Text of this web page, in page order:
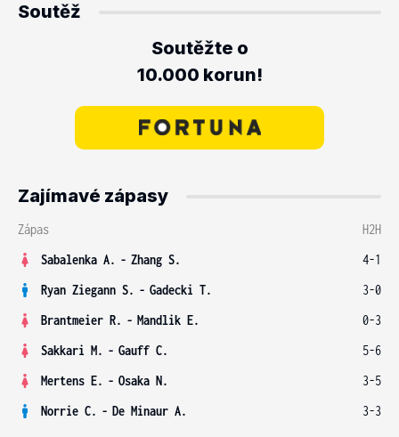
Soutěž
Soutěžte o
10.000 korun!
Zajímavé zápasy
Zápas
H2H
Sabalenka A. - Zhang S.
4-1
Ryan Ziegann S. - Gadecki T.
3-0
Brantmeier R. - Mandlik E.
0-3
Sakkari M. - Gauff C.
5-6
Mertens E. - Osaka N.
3-5
Norrie C. - De Minaur A. 3-3